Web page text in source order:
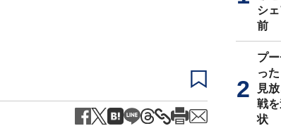
シ
前
プ
っ
見
戦
状